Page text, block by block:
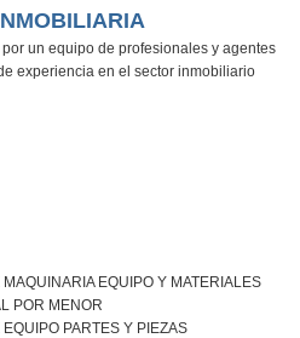
un equipo de profesionales y agentes
experiencia en el sector inmobiliario
EQUIPO Y MATERIALES
POR MENOR
PARTES Y PIEZAS